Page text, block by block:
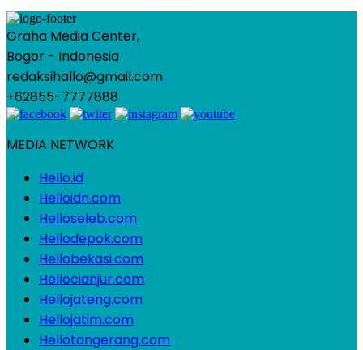
Graha Media Center,
Bogor - Indonesia
redaksihallo@gmail.com
+62855-7777888
MEDIA NETWORK
Hello.id
Helloidn.com
Helloseleb.com
Hellodepok.com
Hellobekasi.com
Hellocianjur.com
Hellojateng.com
Hellojatim.com
Hellotangerang.com